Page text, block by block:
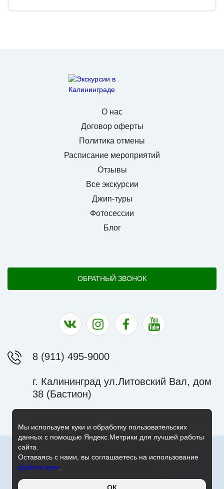
О нас
Договор оферты
Политика отмены
Расписание мероприятий
Отзывы
Все экскурсии
Джип-туры
Фотосессии
Блог
ОБРАТНЫЙ ЗВОНОК
Наша группа в ВКНаша страница в Instagram
Наша группа в Facebook
Наш канал на
8 (911) 495-9000
г. Калининград ул.Литовский Вал, дом
38 (Бастион)
Политика конфиденциальности
Согласие на обработку персональных данных
Мы используем куки и обработку пользовательских
данных с помощью Яндекс.Метрики для лучшей работы
сайта.
Оставаясь с нами, вы соглашаетесь на использование
файлов куки